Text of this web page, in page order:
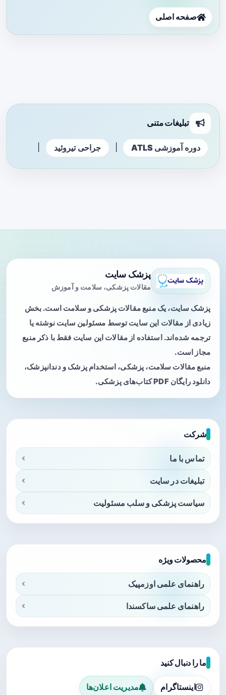
صفحه اصلی
تبلیغات متنی
دوره آموزشی ATLS جراحی تیروئید
پزشک سایت
مقالات پزشکی، سلامت و آموزش
پزشک سایت، یک منبع مقالات پزشکی و سلامت است. بخش
زیادی از مقالات این سایت توسط مسئولین سایت نوشته یا
ترجمه شده‌اند. استفاده از مقالات این سایت فقط با ذکر منبع
مجاز است.
منبع مقالات سلامت، پزشکی، استخدام پزشک و دندانپزشک،
دانلود رایگان PDF کتاب‌های پزشکی.
شرکت
تماس با ما
تبلیغات در سایت
سیاست پزشکی و سلب مسئولیت
محصولات ویژه
راهنمای علمی اوزمپیک
راهنمای علمی ساکسندا
ما را دنبال کنید
اینستاگرام مدیریت اعلان‌ها